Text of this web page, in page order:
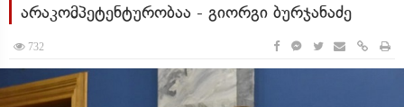
არაკომპეტენტურობაა - გიორგი ბურჯანაძე
732